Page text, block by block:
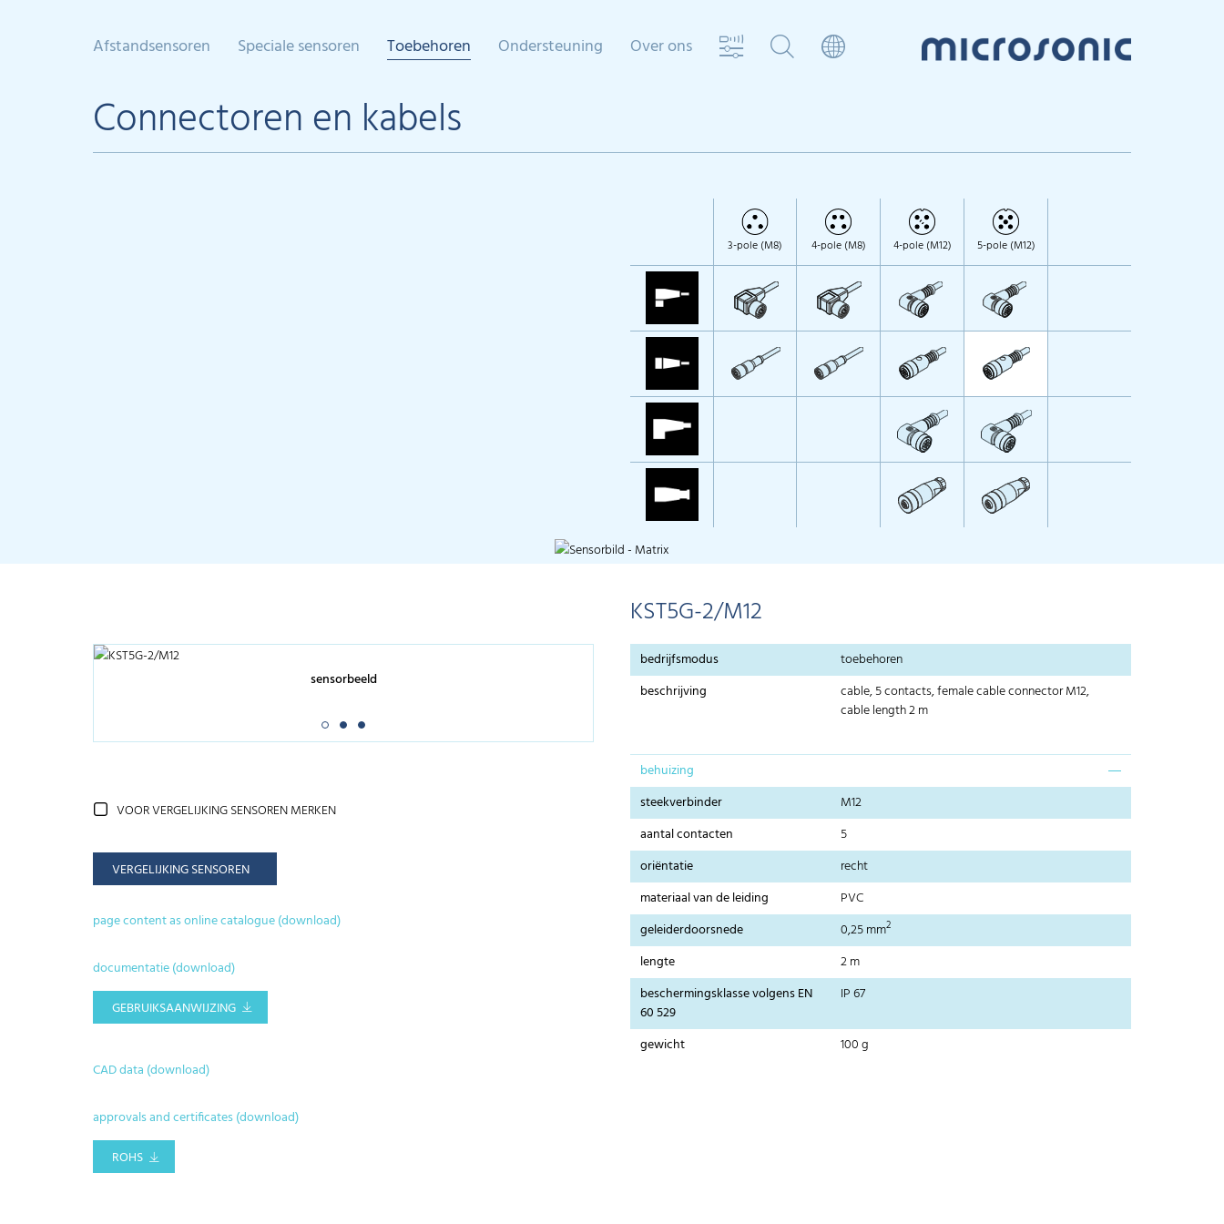
Afstandsensoren Speciale sensoren Toebehoren Ondersteuning Over ons
Connectoren en kabels
3-pole (M8) 4-pole (M8) 4-pole (M12) 5-pole (M12)
KST5G-2/M12
sensorbeeld
VOOR VERGELIJKING SENSOREN MERKEN
VERGELIJKING SENSOREN
page content as online catalogue (download)
documentatie (download)
GEBRUIKSAANWIJZING
CAD data (download)
approvals and certificates (download)
ROHS
bedrijfsmodus
toebehoren
beschrijving
cable, 5 contacts, female cable connector M12,
cable length 2 m
behuizing
steekverbinder
M12
aantal contacten
5
oriëntatie
recht
materiaal van de leiding
PVC
geleiderdoorsnede
0,25 mm2
lengte
2 m
beschermingsklasse volgens EN
60 529
IP 67
gewicht 100 g